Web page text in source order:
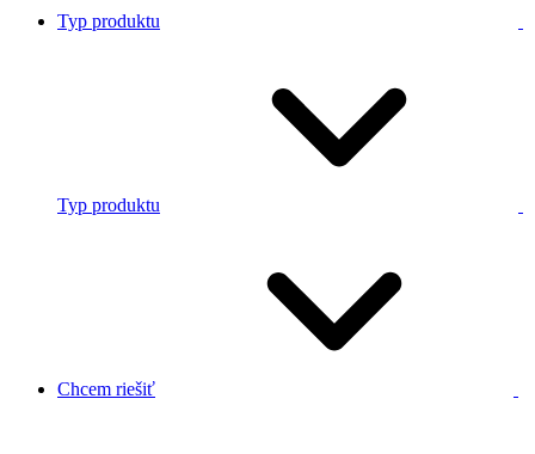
Typ produktu
Typ produktu
Chcem riešiť